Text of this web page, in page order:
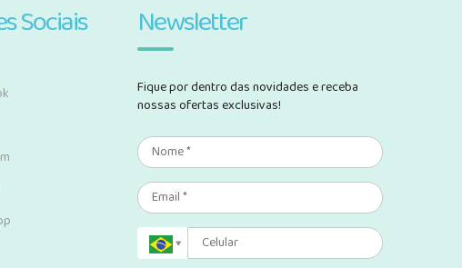
Sociais Newsletter
Fique por dentro das novidades e receba
nossas ofertas exclusivas!